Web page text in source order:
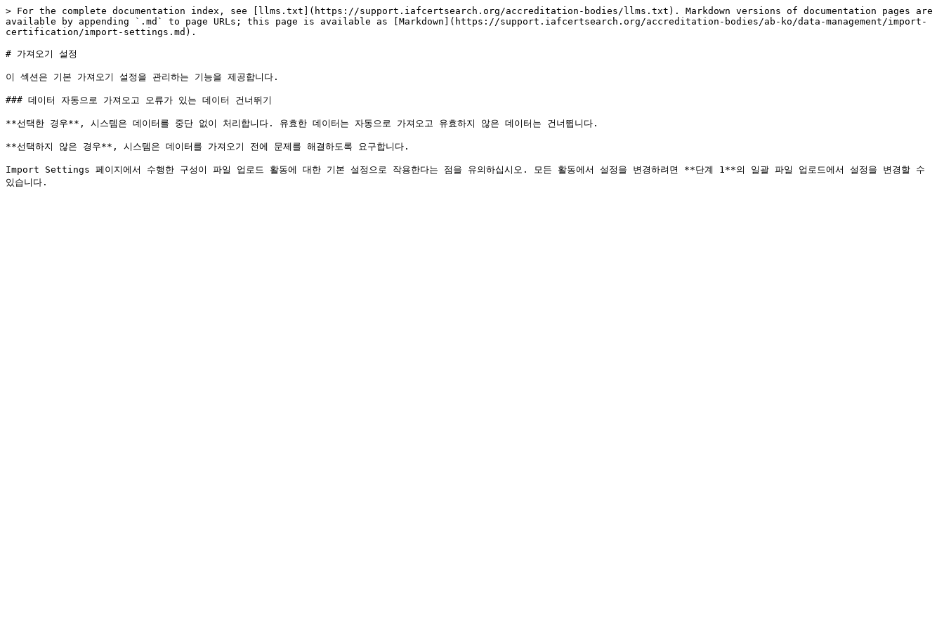
> For the complete documentation index, see [llms.txt](https://support.iafcertsearch.org/accreditation-bodies/llms.txt). Markdown versions of documentation pages are
available by appending `.md` to page URLs; this page is available as [Markdown](https://support.iafcertsearch.org/accreditation-bodies/ab-ko/data-management/import-
certification/import-settings.md).
# 가져오기 설정
이 섹션은 기본 가져오기 설정을 관리하는 기능을 제공합니다.
### 데이터 자동으로 가져오고 오류가 있는 데이터 건너뛰기
**선택한 경우**, 시스템은 데이터를 중단 없이 처리합니다. 유효한 데이터는 자동으로 가져오고 유효하지 않은 데이터는 건너뜁니다.
**선택하지 않은 경우**, 시스템은 데이터를 가져오기 전에 문제를 해결하도록 요구합니다.
Import Settings 페이지에서 수행한 구성이 파일 업로드 활동에 대한 기본 설정으로 작용한다는 점을 유의하십시오. 모든 활동에서 설정을 변경하려면 **단계 1**의 일괄 파일 업로드에서 설정을 변경할 수